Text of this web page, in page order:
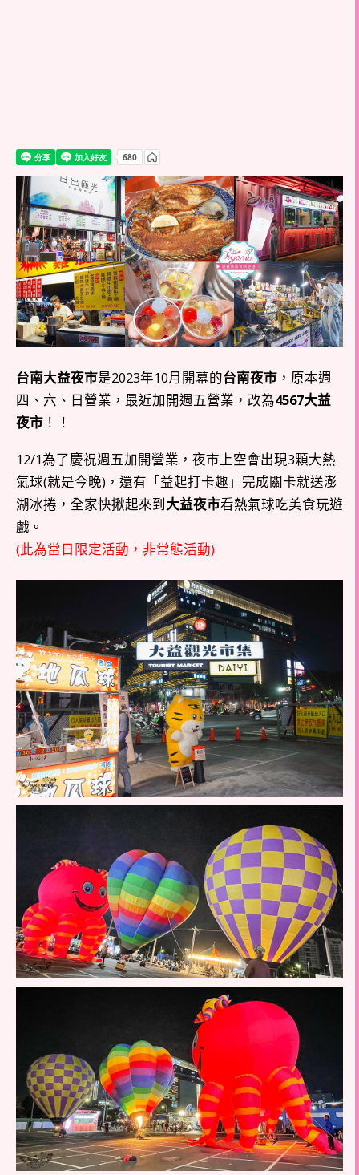
台南大益夜市是2023年10月開幕的台南夜市 ，原本週
四、六、日營業，最近加開週五營業，改為4567大益
夜市 ！！
12/1為了慶祝週五加開營業，夜市上空會出現3顆大熱
氣球(就是今晚)，還有「益起打卡趣」完成關卡就送澎
湖冰捲，全家快揪起來到大益夜市看熱氣球吃美食玩遊
戲。
(此為當日限定活動，非常態活動)